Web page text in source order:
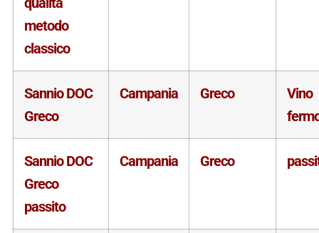
metodo
classico
Sannio DOC
Greco
Campania Greco
Vino
Sannio DOC
Greco
passito
Campania Greco